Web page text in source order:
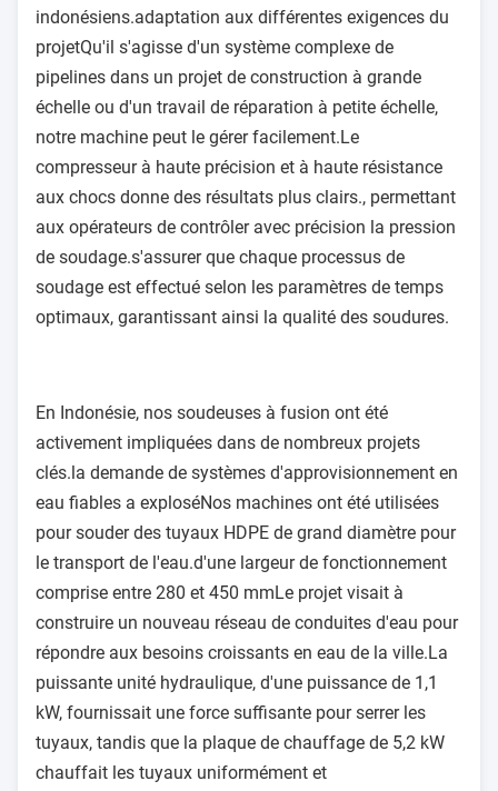
indonésiens.adaptation aux différentes exigences du
projetQu'il s'agisse d'un système complexe de
pipelines dans un projet de construction à grande
échelle ou d'un travail de réparation à petite échelle,
notre machine peut le gérer facilement.Le
compresseur à haute précision et à haute résistance
aux chocs donne des résultats plus clairs., permettant
aux opérateurs de contrôler avec précision la pression
de soudage.s'assurer que chaque processus de
soudage est effectué selon les paramètres de temps
optimaux, garantissant ainsi la qualité des soudures.
En Indonésie, nos soudeuses à fusion ont été
activement impliquées dans de nombreux projets
clés.la demande de systèmes d'approvisionnement en
eau fiables a exploséNos machines ont été utilisées
pour souder des tuyaux HDPE de grand diamètre pour
le transport de l'eau.d'une largeur de fonctionnement
comprise entre 280 et 450 mmLe projet visait à
construire un nouveau réseau de conduites d'eau pour
répondre aux besoins croissants en eau de la ville.La
puissante unité hydraulique, d'une puissance de 1,1
kW, fournissait une force suffisante pour serrer les
tuyaux, tandis que la plaque de chauffage de 5,2 kW
chauffait les tuyaux uniformément et